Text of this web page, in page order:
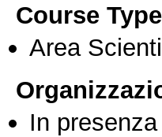
Course
Area
In presenza